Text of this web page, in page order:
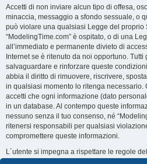
Accetti di non inviare alcun tipo di offesa,
minaccia, messaggio a sfondo sessuale, o
può violare una qualsiasi Legge del proprio
“ModelingTime.com” è ospitato, o di una
all’immediato e permanente divieto di
Internet se è ritenuto da noi opportuno.
salvaguardare e rinforzare queste
abbia il diritto di rimuovere, riscrivere,
in qualsiasi momento lo ritenga necessario.
accetti che ogni informazione (dato
in un database. Al contempo queste
nessuno senza il tuo consenso, né
ritenersi responsabili per qualsiasi
compromettere queste informazioni.
L´utente si impegna a rispettare le regole